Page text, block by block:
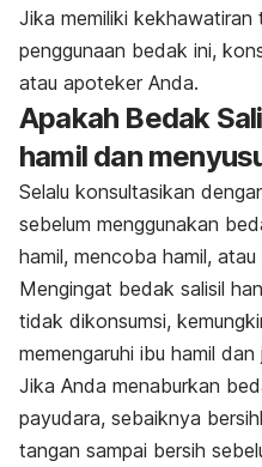
Jika memiliki
penggunaan bedak ini,
atau apoteker Anda.
Apakah Bedak
hamil dan
Selalu konsultasikan
sebelum menggunakan
hamil, mencoba hamil, atau
Mengingat bedak salisil
tidak dikonsumsi,
memengaruhi ibu hamil
Jika Anda menaburkan
payudara, sebaiknya
tangan sampai bersih